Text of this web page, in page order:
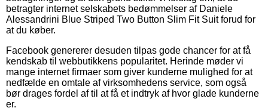
betragter internet selskabets bedømmelser af Daniele
Alessandrini Blue Striped Two Button Slim Fit Suit forud for
at du køber.
Facebook genererer desuden tilpas gode chancer for at få
kendskab til webbutikkens popularitet. Herinde møder vi
mange internet firmaer som giver kunderne mulighed for at
nedfælde en omtale af virksomhedens service, som også
bør drages fordel af til at få et indtryk af hvor glade kunderne
er.